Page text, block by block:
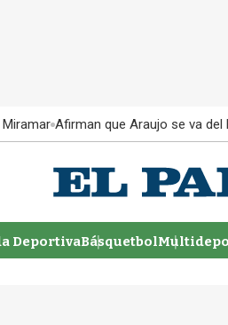
Afirman que Araujo se va del
DeportivaBásquetbol